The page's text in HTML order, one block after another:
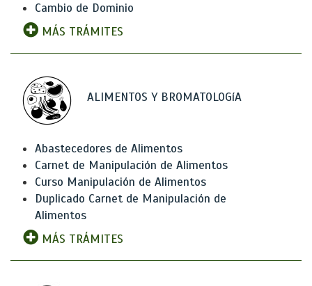
Cambio de Dominio
MÁS TRÁMITES
ALIMENTOS Y BROMATOLOGíA
Abastecedores de Alimentos
Carnet de Manipulación de Alimentos
Curso Manipulación de Alimentos
Duplicado Carnet de Manipulación de
Alimentos
MÁS TRÁMITES